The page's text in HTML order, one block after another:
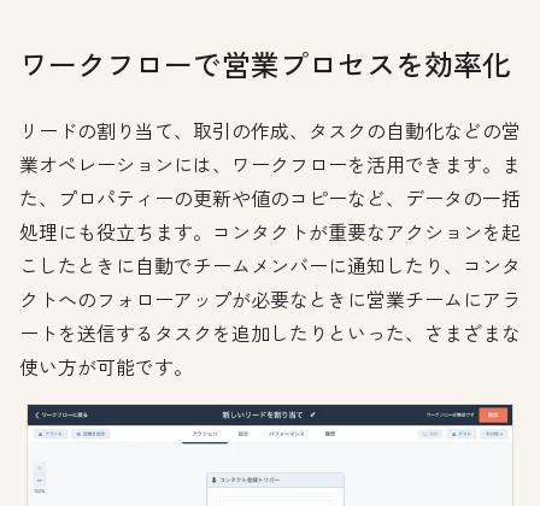
ワークフローで営業プロセスを効率化
リードの割り当て、取引の作成、タスクの自動化などの営
業オペレーションには、ワークフローを活用できます。ま
た、プロパティーの更新や値のコピーなど、データの一括
処理にも役立ちます。コンタクトが重要なアクションを起
こしたときに自動でチームメンバーに通知したり、コンタ
クトへのフォローアップが必要なときに営業チームにアラ
ートを送信するタスクを追加したりといった、さまざまな
使い方が可能です。